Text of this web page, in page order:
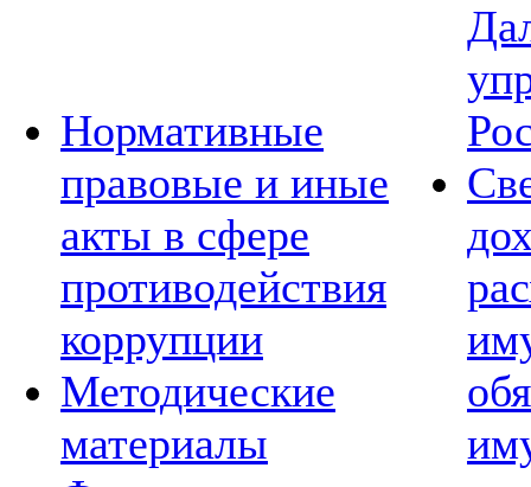
Нормативные
правовые и иные
акты в сфере
противодействия
коррупции
Методические
материалы